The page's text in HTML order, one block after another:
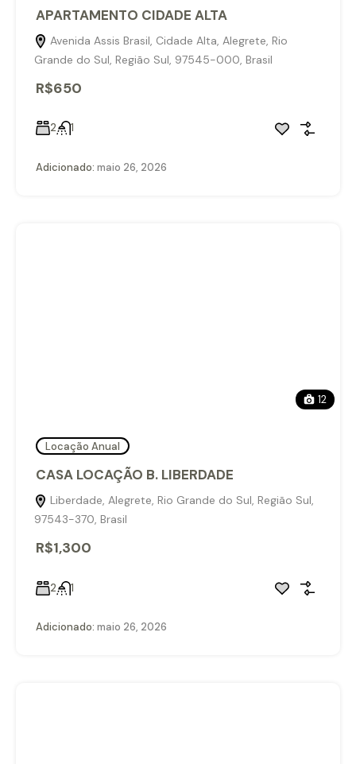
APARTAMENTO CIDADE ALTA
Avenida Assis Brasil, Cidade Alta, Alegrete, Rio
Grande do Sul, Região Sul, 97545-000, Brasil
R$650
2 1
Adicionado: maio 26, 2026
12
Locação Anual
CASA LOCAÇÃO B. LIBERDADE
Liberdade, Alegrete, Rio Grande do Sul, Região Sul,
97543-370, Brasil
R$1,300
2 1
Adicionado: maio 26, 2026